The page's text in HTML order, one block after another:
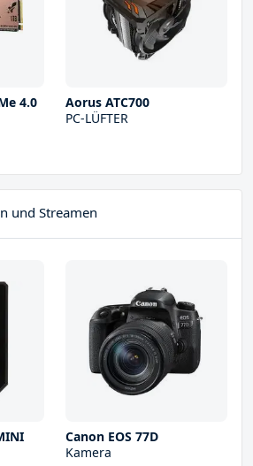
4.0
Aorus ATC700
PC-LÜFTER
und Streamen
Canon EOS 77D
Kamera